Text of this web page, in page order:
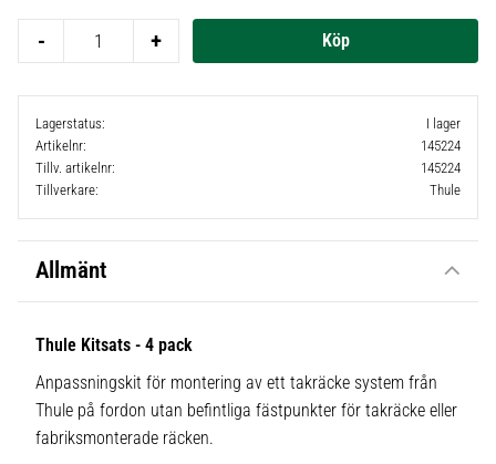
+
-
Lagerstatus
I lager
Artikelnr
145224
Tillv. artikelnr
145224
Tillverkare
Thule
Allmänt
Thule Kitsats - 4 pack
Anpassningskit för montering av ett takräcke system från
Thule på fordon utan befintliga fästpunkter för takräcke eller
fabriksmonterade räcken.